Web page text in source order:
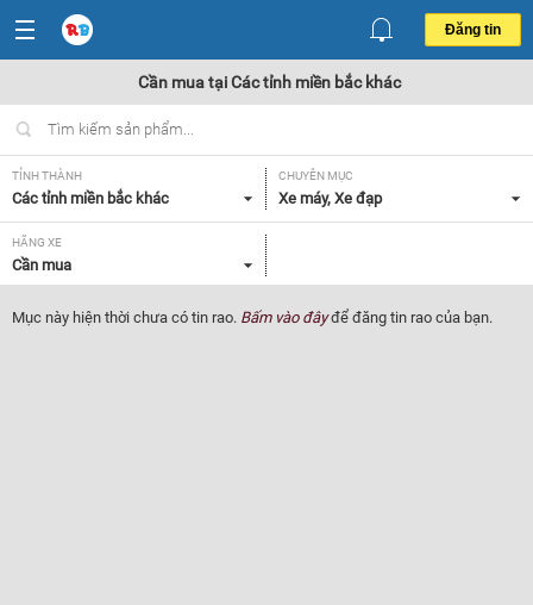
Đăng tin
Cần mua tại Các tỉnh miền bắc khác
TỈNH THÀNH
Các tỉnh miền bắc khác
CHUYÊN MỤC
Xe máy, Xe đạp
HÃNG XE
Cần mua
Mục này hiện thời chưa có tin rao. Bấm vào đâyđể đăng tin rao của bạn.